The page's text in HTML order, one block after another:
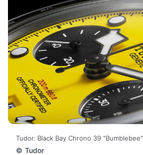
Tudor: Black Bay Chrono 39 "Bumblebee"
© Tudor